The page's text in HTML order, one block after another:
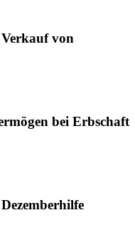
von
bei Erbschaft